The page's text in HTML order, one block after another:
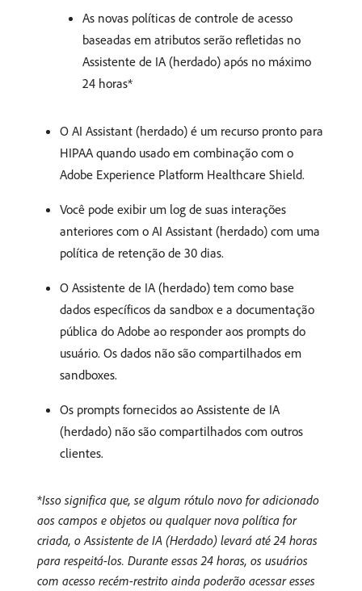
As novas políticas de controle de acesso
baseadas em atributos serão refletidas no
Assistente de IA (herdado) após no máximo
24 horas*
O AI Assistant (herdado) é um recurso pronto para
HIPAA quando usado em combinação com o
Adobe Experience Platform Healthcare Shield.
Você pode exibir um log de suas interações
anteriores com o AI Assistant (herdado) com uma
política de retenção de 30 dias.
O Assistente de IA (herdado) tem como base
dados específicos da sandbox e a documentação
pública do Adobe ao responder aos prompts do
usuário. Os dados não são compartilhados em
sandboxes.
Os prompts fornecidos ao Assistente de IA
(herdado) não são compartilhados com outros
clientes.
*Isso significa que, se algum rótulo novo for adicionado
aos campos e objetos ou qualquer nova política for
criada, o Assistente de IA (Herdado) levará até 24 horas
para respeitá-los. Durante essas 24 horas, os usuários
com acesso recém-restrito ainda poderão acessar esses